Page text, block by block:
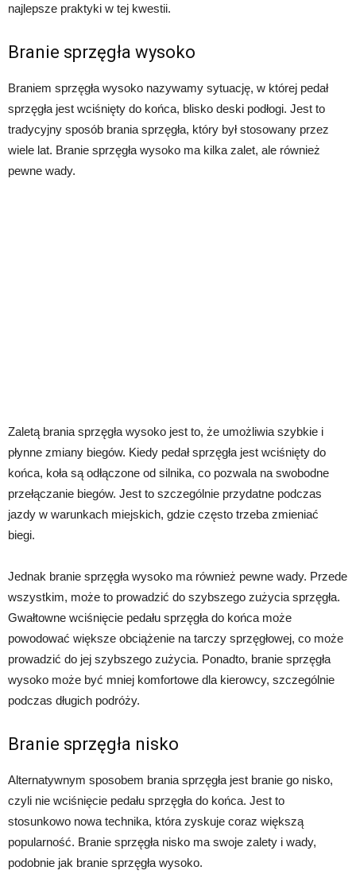
najlepsze praktyki w tej kwestii.
Branie sprzęgła wysoko
Braniem sprzęgła wysoko nazywamy sytuację, w której pedał
sprzęgła jest wciśnięty do końca, blisko deski podłogi. Jest to
tradycyjny sposób brania sprzęgła, który był stosowany przez
wiele lat. Branie sprzęgła wysoko ma kilka zalet, ale również
pewne wady.
Zaletą brania sprzęgła wysoko jest to, że umożliwia szybkie i
płynne zmiany biegów. Kiedy pedał sprzęgła jest wciśnięty do
końca, koła są odłączone od silnika, co pozwala na swobodne
przełączanie biegów. Jest to szczególnie przydatne podczas
jazdy w warunkach miejskich, gdzie często trzeba zmieniać
biegi.
Jednak branie sprzęgła wysoko ma również pewne wady. Przede
wszystkim, może to prowadzić do szybszego zużycia sprzęgła.
Gwałtowne wciśnięcie pedału sprzęgła do końca może
powodować większe obciążenie na tarczy sprzęgłowej, co może
prowadzić do jej szybszego zużycia. Ponadto, branie sprzęgła
wysoko może być mniej komfortowe dla kierowcy, szczególnie
podczas długich podróży.
Branie sprzęgła nisko
Alternatywnym sposobem brania sprzęgła jest branie go nisko,
czyli nie wciśnięcie pedału sprzęgła do końca. Jest to
stosunkowo nowa technika, która zyskuje coraz większą
popularność. Branie sprzęgła nisko ma swoje zalety i wady,
podobnie jak branie sprzęgła wysoko.